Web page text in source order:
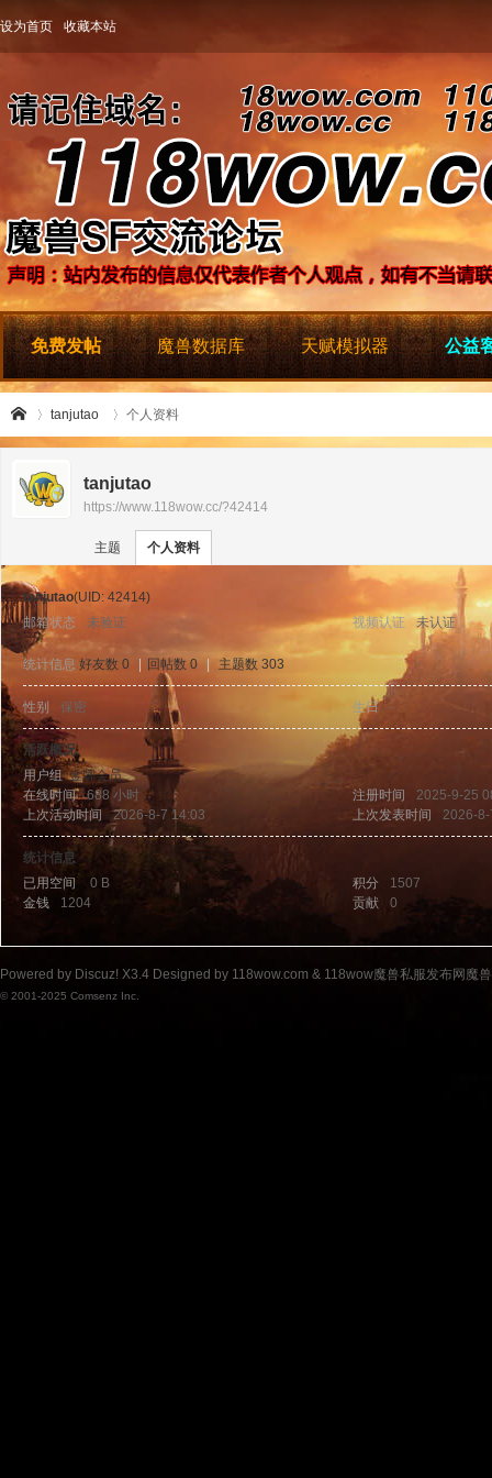
设为首页 收藏本站
免费发帖 魔兽数据库 天赋模拟器 公益
8w
tanjutao
›
个人资料
tanjutao
https://www.118wow.cc/?42414
主题 个人资料
tanjutao(UID: 42414)
邮箱状态
未验证 视频认证 未认证
统计信息 好友数 0 回帖数 0 主题数 303
性别 保密 生日 -
活跃概况
用户组金牌会员
在线时间
688 小时 注册时间
2025-9-25
上次活动时间
2026-8-7 14:03 上次发表时间 2026-
统计信息
已用空间
0 B 积分
1507
金钱
1204 贡献 0
Powered by Discuz! X3.4 Designed by 118wow.com & 118wow魔兽私服发布网魔
© 2001-2025 Comsenz Inc.